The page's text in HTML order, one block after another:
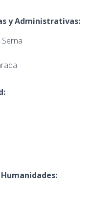
y Administrativas: